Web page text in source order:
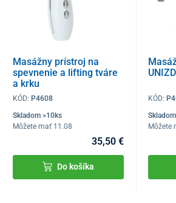
Masážny prístroj na
spevnenie a lifting tváre
a krku
KÓD: P4608
Skladom >10ks
Môžete mať 11.08
35,50 €
Do košíka
KÓD:
Môžete